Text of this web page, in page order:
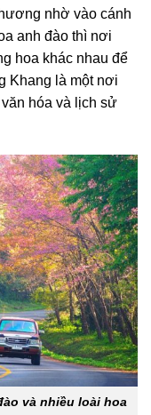
nhờ vào cánh
anh đào thì nơi
hoa khác nhau để
Khang là một nơi
hóa và lịch sử
và nhiều loài hoa